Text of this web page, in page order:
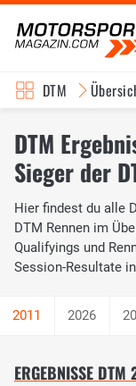
DTM
DTM
Sieger der
Hier findest du alle
DTM Rennen im
Qualifyings und
Session-Resultate
2026
ERGEBNISSE DTM